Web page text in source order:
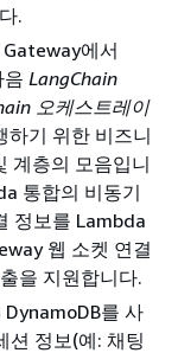
.
에서
음 LangChain
오케스트레이
하기 위한 비즈니
계층의 모음입니
통합의 비동기
정보를 Lambda
웹 소켓 연결
을 지원합니다.
를 사
션 정보(예: 채팅